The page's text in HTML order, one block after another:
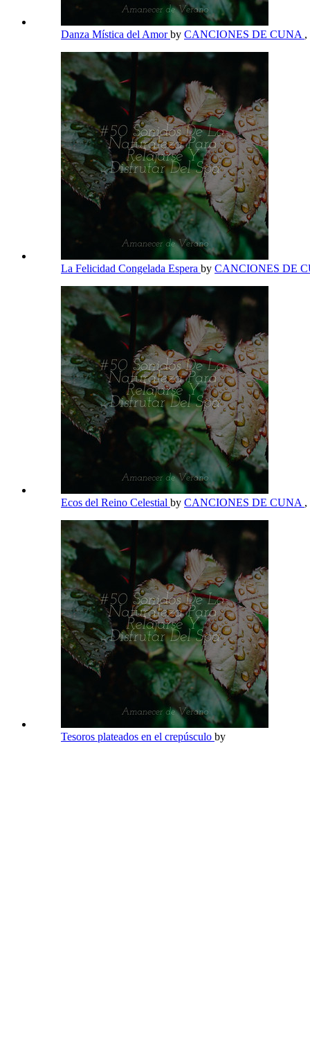
Danza Mística del Amorby CANCIONES DE CUNA ,
La Felicidad Congelada Espera by CANCIONES DE
Ecos del Reino Celestial by CANCIONES DE CUNA ,
Tesoros plateados en el crepúsculo by